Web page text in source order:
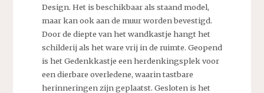
Design. Het is beschikbaar als staand model,
maar kan ook aan de muur worden bevestigd.
Door de diepte van het wandkastje hangt het
schilderij als het ware vrij in de ruimte. Geopend
is het Gedenkkastje een herdenkingsplek voor
een dierbare overledene, waarin tastbare
herinneringen zijn geplaatst. Gesloten is het